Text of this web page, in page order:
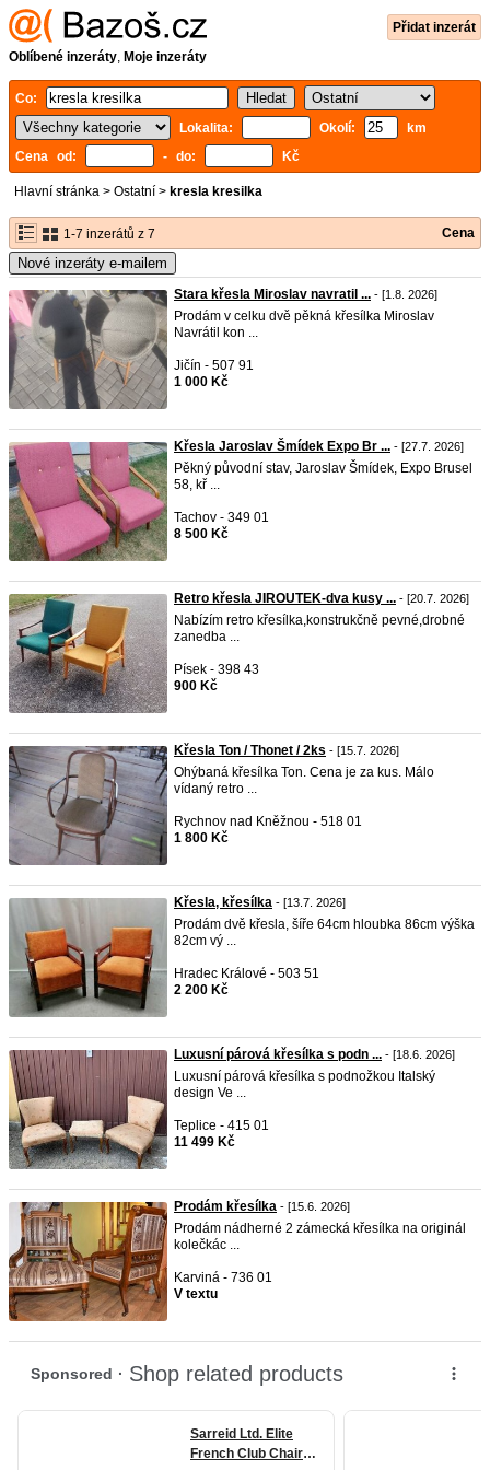
Přidat inzerát
Oblíbené inzeráty, Moje inzeráty
Co:
Lokalita:
Okolí:
km
Cena od:
- do: Kč
Hlavní stránka > Ostatní > kresla kresilka
1-7 inzerátů z 7 Cena
Nové inzeráty e-mailem
Stara křesla Miroslav navratil ... - [1.8. 2026]
Prodám v celku dvě pěkná křesílka Miroslav
Navrátil kon ...
Jičín - 507 91
1 000 Kč
Křesla Jaroslav Šmídek Expo Br ... - [27.7. 2026]
Pěkný původní stav, Jaroslav Šmídek, Expo Brusel
58, kř ...
Tachov - 349 01
8 500 Kč
Retro křesla JIROUTEK-dva kusy ... - [20.7. 2026]
Nabízím retro křesílka,konstrukčně pevné,drobné
zanedba ...
Písek - 398 43
900 Kč
Křesla Ton / Thonet / 2ks - [15.7. 2026]
Ohýbaná křesílka Ton. Cena je za kus. Málo
vídaný retro ...
Rychnov nad Kněžnou - 518 01
1 800 Kč
Křesla, křesílka - [13.7. 2026]
Prodám dvě křesla, šíře 64cm hloubka 86cm výška
82cm vý ...
Hradec Králové - 503 51
2 200 Kč
Luxusní párová křesílka s podn ... - [18.6. 2026]
Luxusní párová křesílka s podnožkou Italský
design Ve ...
Teplice - 415 01
11 499 Kč
Prodám křesílka - [15.6. 2026]
Prodám nádherné 2 zámecká křesílka na originál
kolečkác ...
Karviná - 736 01
V textu